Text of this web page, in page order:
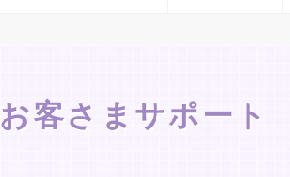
お客さまサポート